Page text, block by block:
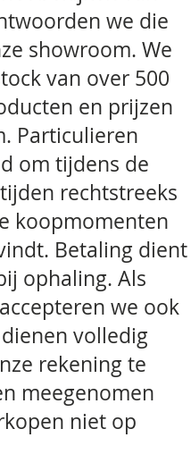
we die
showroom. We
van over 500
en prijzen
Particulieren
om tijdens de
rechtstreeks
koopmomenten
Betaling dient
ophaling. Als
we ook
volledig
rekening te
meegenomen
niet op